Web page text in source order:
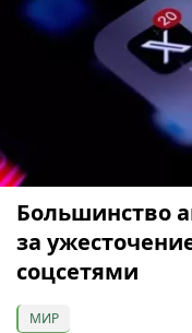
Большинство
за
соцсетями
МИР